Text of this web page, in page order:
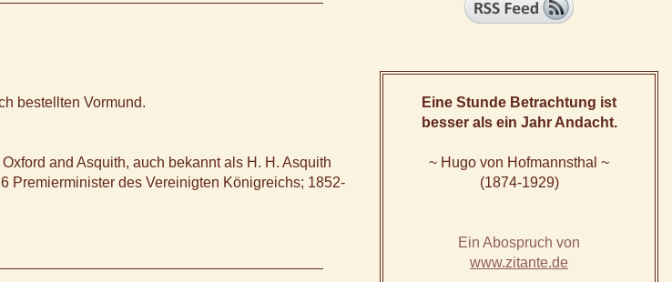
bestellten Vormund.
Oxford and Asquith, auch bekannt als H. H. Asquith
Premierminister des Vereinigten Königreichs; 1852-
Eine Stunde Betrachtung ist
besser als ein Jahr Andacht.
~ Hugo von Hofmannsthal ~
(1874-1929)
Ein Abospruch von
www.zitante.de